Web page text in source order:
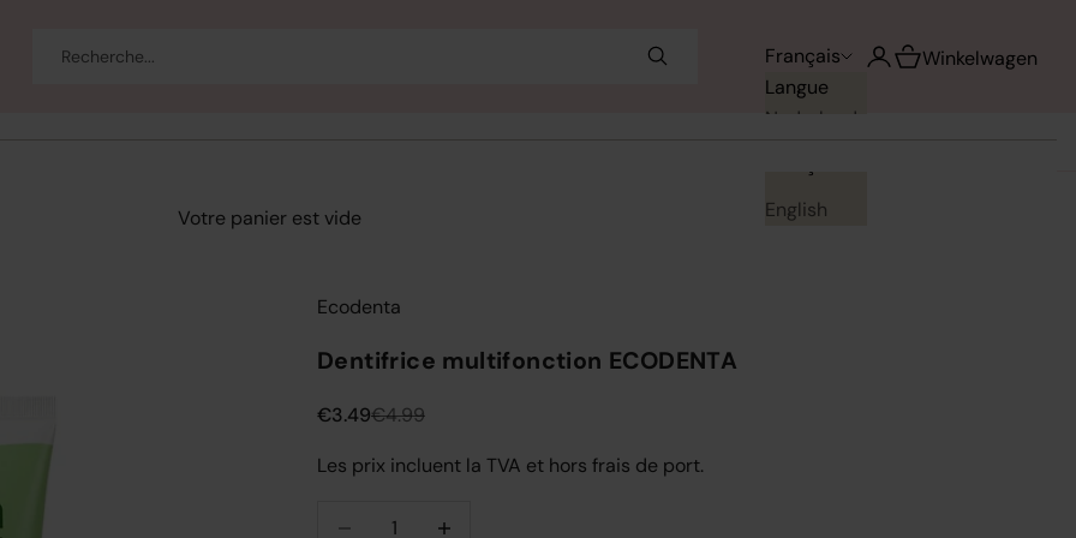
Français
Langue
Nederlands
English
Ouvrir le compte
Voir le panier
Winkelwagen
Votre panier est vide
Ecodenta
Dentifrice multifonction ECODENTA
Prix de vente
€3.49Prix normal
€4.99
Les prix incluent la TVA et hors frais de port.
Diminuer la quantité